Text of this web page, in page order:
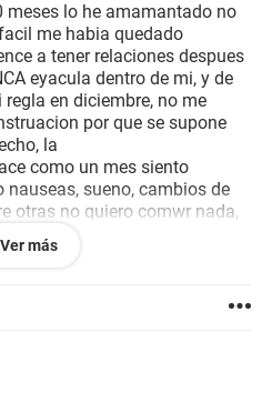
meses lo he amamantado no
me habia quedado
a tener relaciones despues
eyacula dentro de mi, y de
en diciembre, no me
por que se supone
la
como un mes siento
sueno, cambios de
otras no quiero comwr nada,
pebsaba q era normal pero
q dejw de darle el
hacerme la prueba casera, y
o saber que es falso el
Ver más